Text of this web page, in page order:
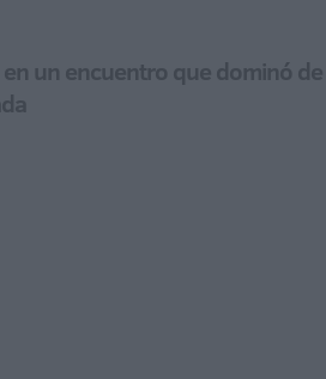
un encuentro que dominó